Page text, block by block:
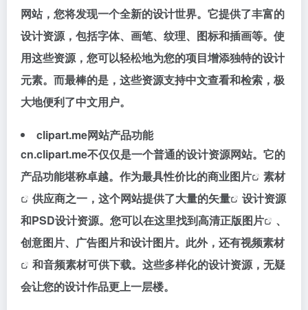
网站，您将发现一个全新的设计世界。它提供了丰富的
设计资源，包括字体、画笔、纹理、图标和插画等。使
用这些资源，您可以轻松地为您的项目增添独特的设计
元素。而最棒的是，这些资源支持中文查看和检索，极
大地便利了中文用户​​​​。
clipart.me网站产品功能
cn.clipart.me不仅仅是一个普通的设计资源网站。它的
产品功能堪称卓越。作为最具性价比的商业图片
素材
供应商之一，这个网站提供了大量的矢量
设计资源
和PSD设计资源。您可以在这里找到高清正版图片
、
创意图片、广告图片和设计图片。此外，还有视频素材
和音频素材可供下载。这些多样化的设计资源，无疑
会让您的设计作品更上一层楼​​​​。